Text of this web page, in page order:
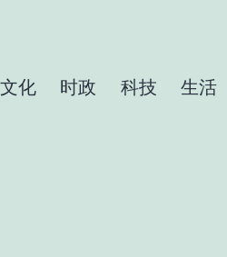
文化 时政 科技 生活